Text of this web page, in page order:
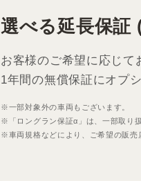
選べる延長保証
お客様のご希望に応じて
1年間の無償保証にオプ
※一部対象外の車両もございます。
※「ロングラン保証α」は、一部取り
※車両規格などにより、ご希望の販売